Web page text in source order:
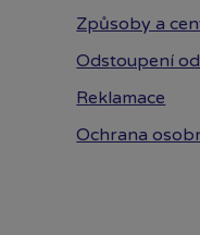
Způsoby a
Odstoupení
Reklamace
Ochrana